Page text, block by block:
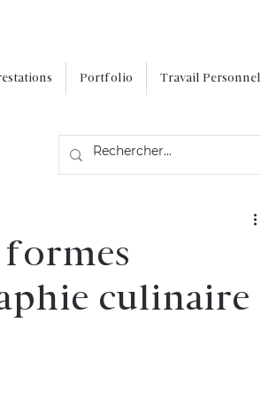
Portfolio Travail Personnel
formes
culinaire